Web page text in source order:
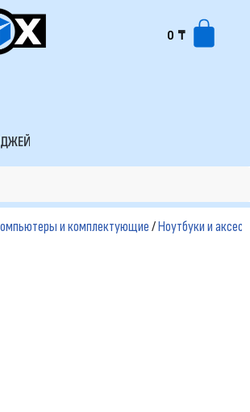
0 ₸
и комплектующие/Ноутбуки и